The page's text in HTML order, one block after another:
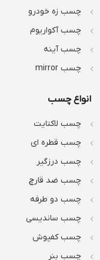
چسب زه خودرو
چسب آکواریوم
چسب آینه
چسب mirror
انواع چسب
چسب لاکتایت
چسب قطره ای
چسب درزگیر
چسب ضد قارچ
چسب دو طرفه
چسب ساندیسی
چسب کفپوش
چسب بنر